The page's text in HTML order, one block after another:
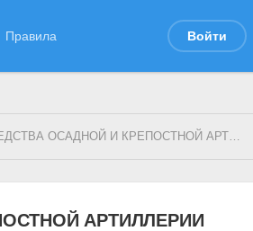
Правила Войти
И КРЕПОСТНОЙ АРТИЛЛЕРИИ В РОССИЙСКОЙ ИМПЕРИИ
АРТИЛЛЕРИИ